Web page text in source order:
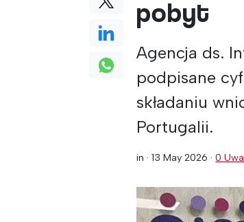
pobyt
Agencja ds.
podpisane
składaniu
Portugalii.
in ·13 May 2026 ·0